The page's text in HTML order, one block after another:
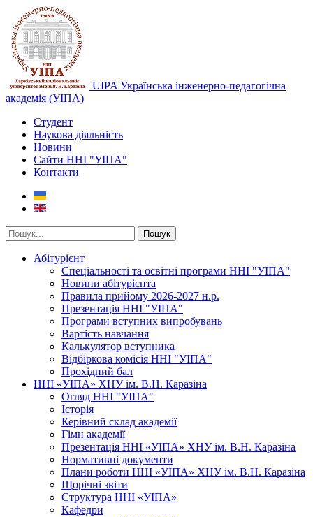
UIPA Українська інженерно-педагогічна
академія (УІПА)
Студент
Наукова діяльність
Новини
Сайти ННІ "УІПА"
Контакти
Пошук
Абітурієнт
Спеціальності та освітні програми ННІ "УІПА"
Новини абітурієнта
Правила прийому 2026-2027 н.р.
Презентація ННІ "УІПА"
Програми вступних випробувань
Вартість навчання
Калькулятор вступника
Відбіркова комісія ННІ "УІПА"
Прохідний бал
ННІ «УІПА» ХНУ ім. В.Н. Каразіна
Огляд ННІ "УІПА"
Історія
Керівний склад академії
Гімн академії
Презентація ННІ «УІПА» ХНУ ім. В.Н. Каразіна
Нормативні документи
Плани роботи ННІ «УІПА» ХНУ ім. В.Н. Каразіна
Щорічні звіти
Структура ННІ «УІПА»
Кафедри